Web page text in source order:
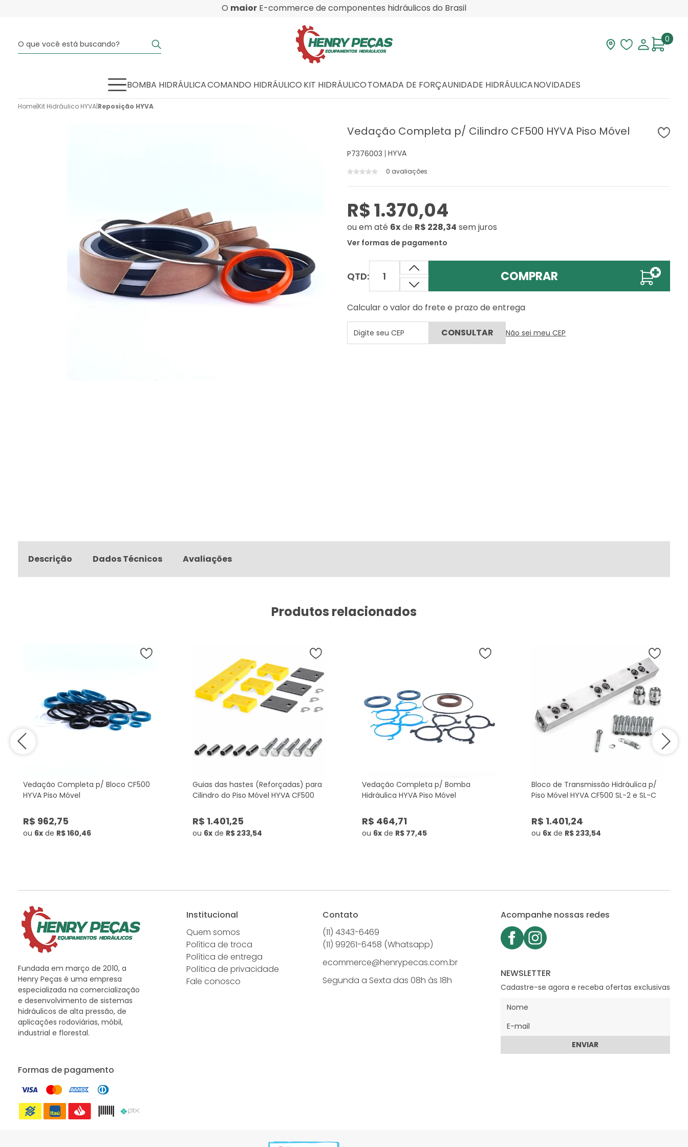
O maior E-commerce de componentes hidráulicos do Brasil
Visite nossa loja
Lista deMinha
0
BOMBA HIDRÁULICACOMANDO HIDRÁULICO KIT HIDRÁULICOTOMADA DE FORÇAUNIDADE HIDRÁULICANOVIDADES
Home|Kit Hidráulico HYVA|Reposição HYVA
Vedação Completa p/ Cilindro CF500 HYVA Piso Móvel
P7376003 HYVA
0 avaliações
R$ 1.370,04
ouem até 6xde R$ 228,34 sem juros
Ver formas de pagamento
QTD: COMPRAR
Calcular o valor do frete e prazo de entrega
Não sei meu CEP
Descrição Dados Técnicos Avaliações
Produtos relacionados
Vedação Completa p/ Bloco CF500
HYVA Piso Móvel
R$ 962,75
ou 6x de R$ 160,46
Guias das hastes (Reforçadas) para
Cilindro do Piso Móvel HYVA CF500
R$ 1.401,25
ou 6x de R$ 233,54
Vedação Completa p/ Bomba
Hidráulica HYVA Piso Móvel
R$ 464,71
ou 6x de R$ 77,45
Bloco de Transmissão Hidráulica p/
Piso Móvel HYVA CF500 SL-2 e SL-C
R$ 1.401,24
ou 6x de R$ 233,54
Fundada em março de 2010, a
Henry Peças é uma empresa
especializada na comercialização
e desenvolvimento de sistemas
hidráulicos de alta pressão, de
aplicações rodoviárias, móbil,
industrial e florestal.
Formas de pagamento
Institucional
Quem somos
Política de troca
Política de entrega
Política de privacidade
Fale conosco
Contato
(11) 4343-6469
(11) 99261-6458 (Whatsapp)
ecommerce@henrypecas.com.br
Segunda a Sexta das 08h às 18h
Acompanhe nossas redes
NEWSLETTER
Cadastre-se agora e receba ofertas exclusivas
ENVIAR